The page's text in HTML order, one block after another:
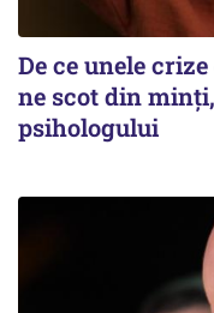
De ce unele
ne scot din
psihologului